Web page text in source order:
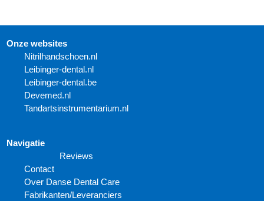
Onze websites
Nitrilhandschoen.nl
Leibinger-dental.nl
Leibinger-dental.be
Devemed.nl
Tandartsinstrumentarium.nl
Navigatie
Reviews
Contact
Over Danse Dental Care
Fabrikanten/Leveranciers